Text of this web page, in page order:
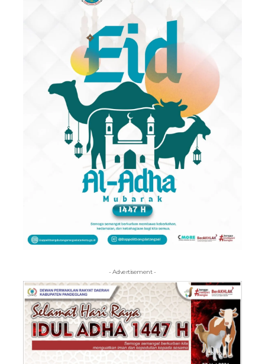
- Advertisement -